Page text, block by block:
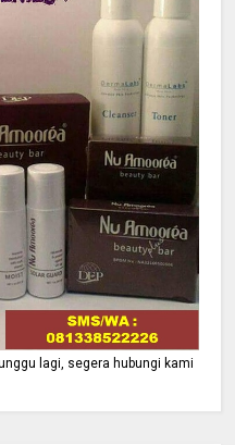
lagi, segera hubungi kami